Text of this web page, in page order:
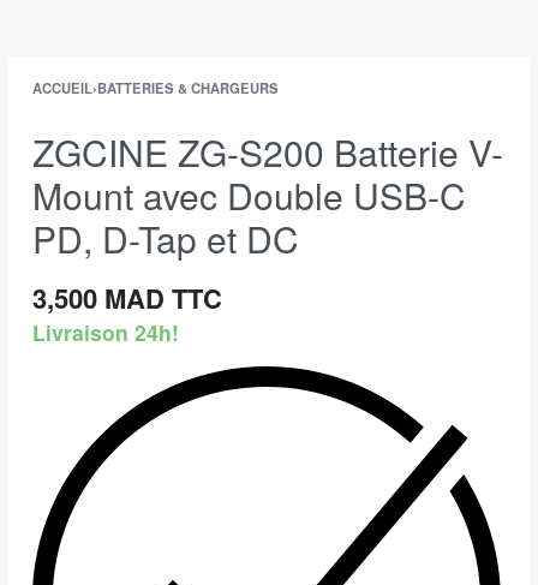
ACCUEIL›BATTERIES & CHARGEURS
ZGCINE ZG-S200 Batterie V-
Mount avec Double USB-C
PD, D-Tap et DC
3,500 MAD TTC
Livraison 24h!